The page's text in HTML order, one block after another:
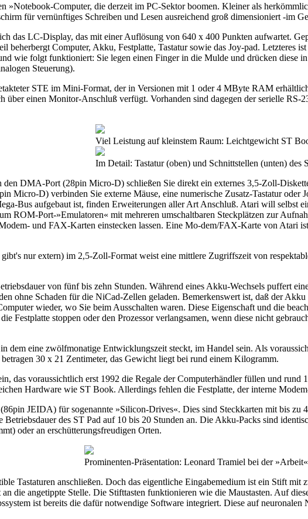
»Notebook-Computer, die derzeit im PC-Sektor boomen. Kleiner als
für vernünftiges Schreiben und Lesen ausreichend groß dimensioniert -im
das LC-Display, das mit einer Auflösung von 640 x 400 Punkten aufwartet.
beherbergt Computer, Akku, Festplatte, Tastatur sowie das Joy-pad. Letzteres
wie folgt funktioniert: Sie legen einen Finger in die Mulde und drücken diese
Steuerung).
STE im Mini-Format, der in Versionen mit 1 oder 4 MByte RAM
über einen Monitor-Anschluß verfügt. Vorhanden sind dagegen der serielle
Viel Leistung auf kleinstem Raum: Leichtgewicht ST
Im Detail: Tastatur (oben) und Schnittstellen (unten) des
den DMA-Port (28pin Micro-D) schließen Sie direkt ein externes 3,5-Zoll-
Micro-D) verbinden Sie externe Mäuse, eine numerische Zusatz-Tastatur
Bus aufgebaut ist, finden Erweiterungen aller Art Anschluß. Atari will selbst
ROM-Port-»Emulatoren« mit mehreren umschaltbaren Steckplätzen zur
und FAX-Karten einstecken lassen. Eine Mo-dem/FAX-Karte von Atari
nur extern) im 2,5-Zoll-Format weist eine mittlere Zugriffszeit von
von fünf bis zehn Stunden. Während eines Akku-Wechsels puffert
ohne Schaden für die NiCad-Zellen geladen. Bemerkenswert ist, daß der
wieder, wo Sie beim Ausschalten waren. Diese Eigenschaft und die
Festplatte stoppen oder den Prozessor verlangsamen, wenn diese nicht
dem eine zwölfmonatige Entwicklungszeit steckt, im Handel sein. Als
30 x 21 Zentimeter, das Gewicht liegt bei rund einem Kilogramm.
das voraussichtlich erst 1992 die Regale der Computerhändler füllen und
Hardware wie ST Book. Allerdings fehlen die Festplatte, der interne
JEIDA) für sogenannte »Silicon-Drives«. Dies sind Steckkarten mit bis
Betriebsdauer des ST Pad auf 10 bis 20 Stunden an. Die Akku-Packs sind
oder an erschütterungsfreudigen Orten.
Prominenten-Präsentation: Leonard Tramiel bei der
Tastaturen anschließen. Doch das eigentliche Eingabemedium ist ein Stift
die angetippte Stelle. Die Stifttasten funktionieren wie die Maustasten. Auf
ist bereits die dafür notwendige Software integriert. Diese auf